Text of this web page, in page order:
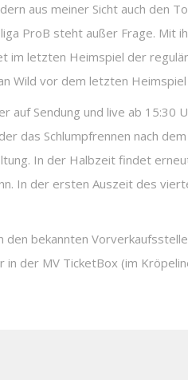
aus meiner Sicht auch den
ProB steht außer Frage. Mit
letzten Heimspiel der
Wild vor dem letzten
auf Sendung und live ab 15:30
das Schlumpfrennen nach
In der Halbzeit findet
In der ersten Auszeit des
den bekannten
der MV TicketBox (im